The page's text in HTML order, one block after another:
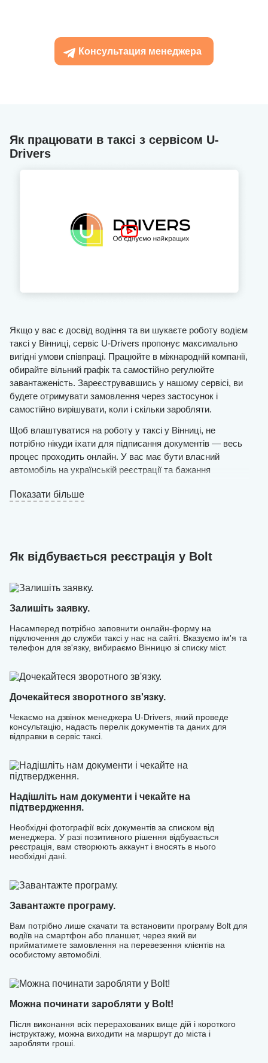
Консультация менеджера
Як працювати в таксі з сервісом U-
Drivers
Якщо у вас є досвід водіння та ви шукаєте роботу водієм
таксі у Вінниці, сервіс U-Drivers пропонує максимально
вигідні умови співпраці. Працюйте в міжнародній компанії,
обирайте вільний графік та самостійно регулюйте
завантаженість. Зареєструвавшись у нашому сервісі, ви
будете отримувати замовлення через застосунок і
самостійно вирішувати, коли і скільки заробляти.
Щоб влаштуватися на роботу у таксі у Вінниці, не
потрібно нікуди їхати для підписання документів — весь
процес проходить онлайн. У вас має бути власний
автомобіль на українській реєстрації та бажання
Залишайте заявку на нашому сайті онлайн і чекайте на
Онлайн-реєстрація у таксі проходить швидко — наші
фахівці створюють обліковий запис та завантажують усі
зайвих затримок.
Показати більше
Як відбувається реєстрація у Bolt
Залишіть заявку.
Насамперед потрібно заповнити онлайн-форму на
підключення до служби таксі у нас на сайті. Вказуємо ім'я та
телефон для зв'язку, вибираємо Вінницю зі списку міст.
Дочекайтеся зворотного зв'язку.
Чекаємо на дзвінок менеджера U-Drivers, який проведе
консультацію, надасть перелік документів та даних для
відправки в сервіс таксі.
Надішліть нам документи і чекайте на
підтвердження.
Необхідні фотографії всіх документів за списком від
менеджера. У разі позитивного рішення відбувається
реєстрація, вам створюють аккаунт і вносять в нього
необхідні дані.
Завантажте програму.
Вам потрібно лише скачати та встановити програму Bolt для
водіїв на смартфон або планшет, через який ви
прийматимете замовлення на перевезення клієнтів на
особистому автомобілі.
Можна починати заробляти у Bolt!
Після виконання всіх перерахованих вище дій і короткого
інструктажу, можна виходити на маршрут до міста і
заробляти гроші.